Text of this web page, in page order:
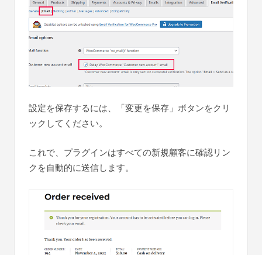
設定を保存するには、「変更を保存」ボタンをクリ
ックしてください。
これで、プラグインはすべての新規顧客に確認リン
クを自動的に送信します。